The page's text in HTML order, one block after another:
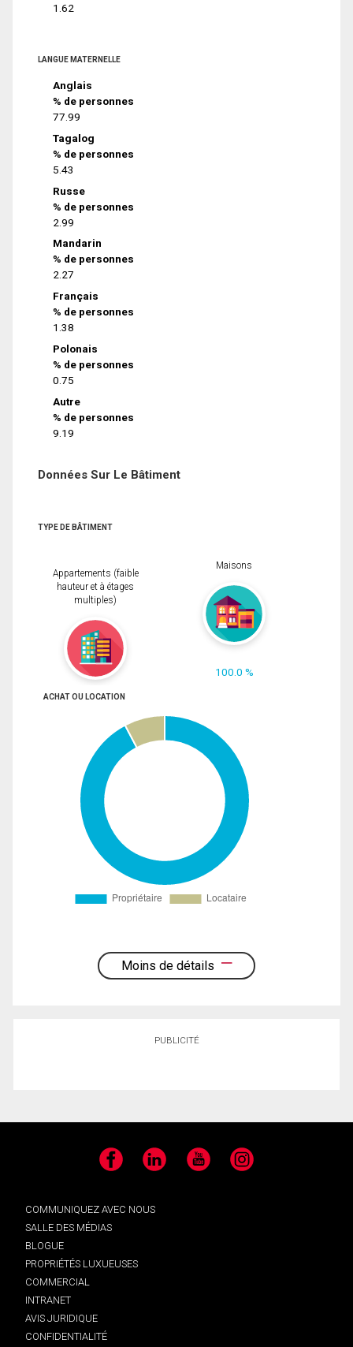
1.62
LANGUE MATERNELLE
Anglais
% de personnes
77.99
Tagalog
% de personnes
5.43
Russe
% de personnes
2.99
Mandarin
% de personnes
2.27
Français
% de personnes
1.38
Polonais
% de personnes
0.75
Autre
% de personnes
9.19
Données Sur Le Bâtiment
TYPE DE BÂTIMENT
Appartements (faible
hauteur et à étages
multiples)
Maisons
100.0 %
ACHAT OU LOCATION
Moins de détails
PUBLICITÉ
Facebook LinkedIn YouTube Instagram
COMMUNIQUEZ AVEC NOUS
SALLE DES MÉDIAS
BLOGUE
PROPRIÉTÉS LUXUEUSES
COMMERCIAL
INTRANET
AVIS JURIDIQUE
CONFIDENTIALITÉ